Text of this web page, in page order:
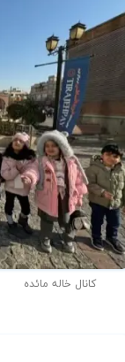
کانال خاله مائده